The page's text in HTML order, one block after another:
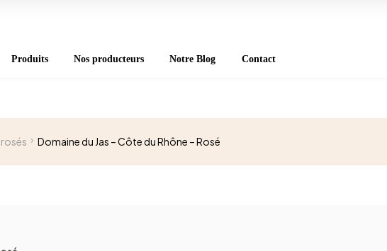
Produits Nos producteurs Notre Blog Contact
Domaine du Jas – Côte du Rhône – Rosé